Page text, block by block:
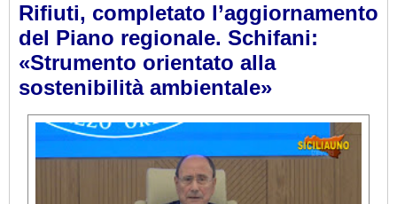
Rifiuti, completato l’aggiornamento
del Piano regionale. Schifani:
«Strumento orientato alla
sostenibilità ambientale»